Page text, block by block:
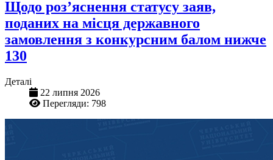
Щодо роз’яснення статусу заяв,
поданих на місця державного
замовлення з конкурсним балом нижче
130
Деталі
22 липня 2026
Перегляди: 798